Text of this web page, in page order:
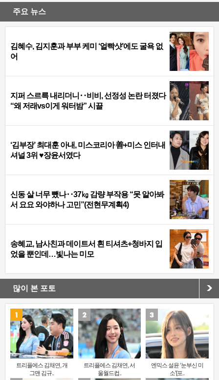
주요 뉴스
김혜수, 김지훈과 부부 케미 ‘얼빡샷’에도 굴욕 없
어
지퍼 스르륵 내리더니‥비비, 선정성 논란 터졌다
“왜 저래vs이게 워터밤” 시끌
‘김부장’ 최대훈 아내, 미스코리아 善+미스 인터내
셔널 3위 ♥장윤서였다
신동 살 너무 뺐나‥37㎏ 감량 부작용 “못 알아봐
서 요요 와야하나 고민”(전현무계획4)
송혜교, 남사친과 데이트서 흰 티셔츠+청바지 입
었을 뿐인데…빛나는 미모
많이 본 포토
트리플에스 김채연, 개
그맨 김규..
트리플에스 김채연, 서
울월드컵..
엔믹스 설윤 ‘눈부신 미
소’[포..